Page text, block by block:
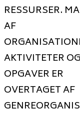
RESSURSER.
AF
AKTIVITETER OG
OPGAVER ER
OVERTAGET AF